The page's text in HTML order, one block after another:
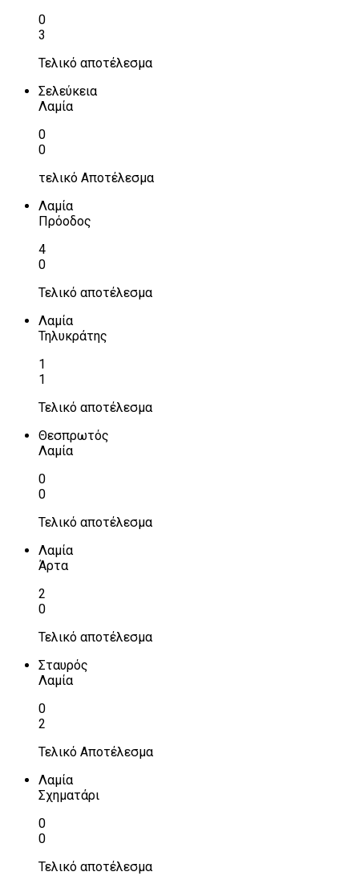
0
3
Τελικό αποτέλεσμα
Σελεύκεια
Λαμία
0
0
τελικό Αποτέλεσμα
Λαμία
Πρόοδος
4
0
Τελικό αποτέλεσμα
Λαμία
Τηλυκράτης
1
1
Τελικό αποτέλεσμα
Θεσπρωτός
Λαμία
0
0
Τελικό αποτέλεσμα
Λαμία
Άρτα
2
0
Τελικό αποτέλεσμα
Σταυρός
Λαμία
0
2
Τελικό Αποτέλεσμα
Λαμία
Σχηματάρι
0
0
Τελικό αποτέλεσμα